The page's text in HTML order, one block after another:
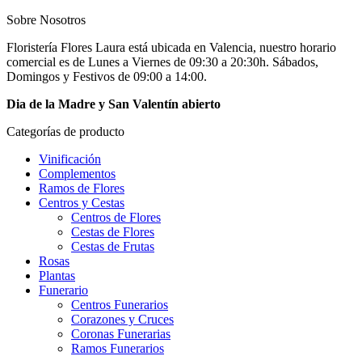
Sobre Nosotros
Floristería Flores Laura está ubicada en Valencia, nuestro horario
comercial es de Lunes a Viernes de 09:30 a 20:30h. Sábados,
Domingos y Festivos de 09:00 a 14:00.
Dia de la Madre y San Valentín abierto
Categorías de producto
Vinificación
Complementos
Ramos de Flores
Centros y Cestas
Centros de Flores
Cestas de Flores
Cestas de Frutas
Rosas
Plantas
Funerario
Centros Funerarios
Corazones y Cruces
Coronas Funerarias
Ramos Funerarios